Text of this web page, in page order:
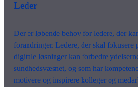
Leder
Der er løbende behov for ledere, der
forandringer. Ledere, der skal fokusere
digitale løsninger kan forbedre
sundhedsvæsnet, og som har
motivere og inspirere kolleger og